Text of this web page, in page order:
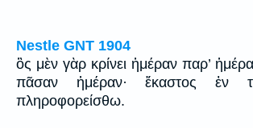
Nestle GNT 1904
ὃς μὲν γὰρ κρίνει ἡμέραν παρ’
πᾶσαν ἡμέραν· ἕκαστος ἐν
πληροφορείσθω.